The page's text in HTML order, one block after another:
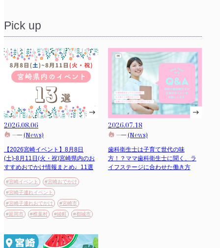
Pick up
2026.08.06
(News)
【2026宮崎イベント】8月8日
(土)-8月11日(火・祝)宮崎県内のお
すすめおでかけ情報まとめ♩11選
#宮崎イベント
#宮崎おでかけ
#宮崎子連れイベント
#宮崎子連れおでかけ
#宮崎市
#延岡市
#椎葉村 #綾町 #都城市
2026.07.18
(News)
歯科衛生士は子育て世代の味
方！？ママ歯科衛生士に聞く、ラ
イフステージに合わせた働き方